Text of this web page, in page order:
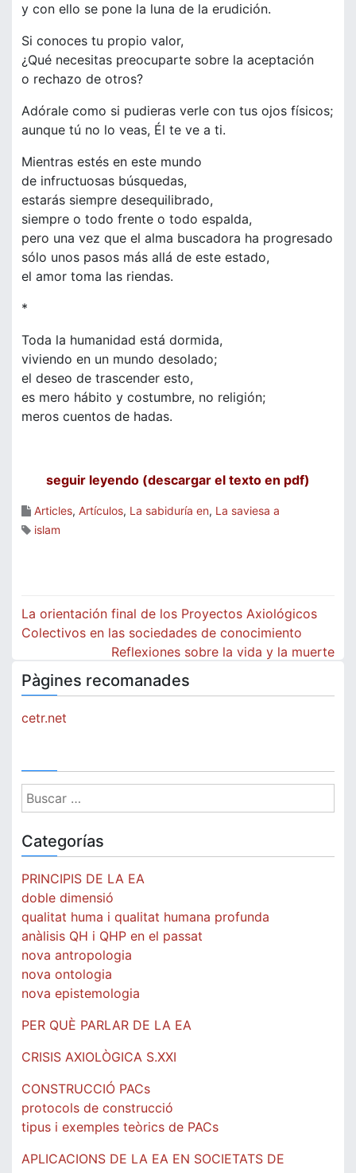
y con ello se pone la luna de la erudición.
Si conoces tu propio valor,
¿Qué necesitas preocuparte sobre la aceptación
o rechazo de otros?
Adórale como si pudieras verle con tus ojos físicos;
aunque tú no lo veas, Él te ve a ti.
Mientras estés en este mundo
de infructuosas búsquedas,
estarás siempre desequilibrado,
siempre o todo frente o todo espalda,
pero una vez que el alma buscadora ha progresado
sólo unos pasos más allá de este estado,
el amor toma las riendas.
*
Toda la humanidad está dormida,
viviendo en un mundo desolado;
el deseo de trascender esto,
es mero hábito y costumbre, no religión;
meros cuentos de hadas.
seguir leyendo (descargar el texto en pdf)
Articles, Artículos, La sabiduría en, La saviesa a
islam
Navegación
de
entradas
La orientación final de los Proyectos Axiológicos
Colectivos en las sociedades de conocimiento
Reflexiones sobre la vida y la muerte
Pàgines recomanades
cetr.net
Buscar:
Categorías
PRINCIPIS DE LA EA
doble dimensió
qualitat huma i qualitat humana profunda
anàlisis QH i QHP en el passat
nova antropologia
nova ontologia
nova epistemologia
PER QUÈ PARLAR DE LA EA
CRISIS AXIOLÒGICA S.XXI
CONSTRUCCIÓ PACs
protocols de construcció
tipus i exemples teòrics de PACs
APLICACIONS DE LA EA EN SOCIETATS DE